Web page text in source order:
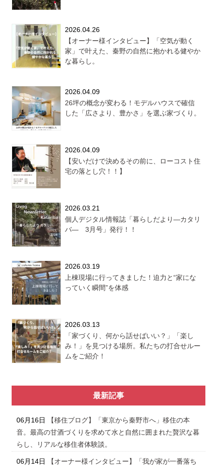
2026.04.26
【オーナー様インタビュー】「空気が動く
家」で叶えた、秦野の自然に抱かれる健やか
な暮らし。
2026.04.09
26坪の概念が変わる！モデルハウスで確信
した「広さより、豊かさ」を選ぶ家づくり。
2026.04.09
【安いだけで決めるその前に、ローコスト住
宅の落とし穴！！】
2026.03.21
個人デジタル情報誌「暮らしだより―カタリ
バ― 3月号」発行！！
2026.03.19
上棟現場に行ってきました！迫力と“家にな
っていく瞬間”を体感
2026.03.13
「家づくり、何から話せばいい？」「楽し
み！」を見つける場所。私たちの打合せルー
ムをご紹介！
最新記事
06月16日
【移住ブログ】「東京から秦野市へ」移住の本
音。最高の甘酒づくりを求めて水と自然に囲まれた贅沢な暮
らし、リアルな移住者体験談。
06月14日
【オーナー様インタビュー】「我が家が一番落ち